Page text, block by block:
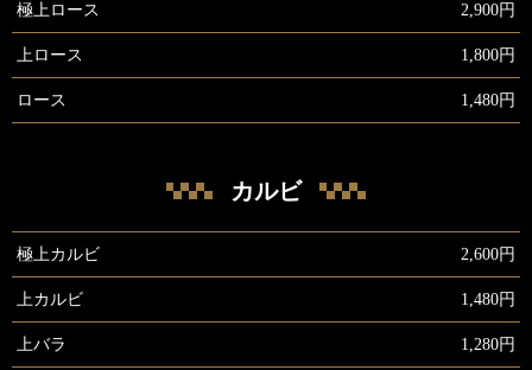
極上ロース 2,900円
上ロース 1,800円
ロース 1,480円
カルビ
極上カルビ 2,600円
上カルビ 1,480円
上バラ 1,280円